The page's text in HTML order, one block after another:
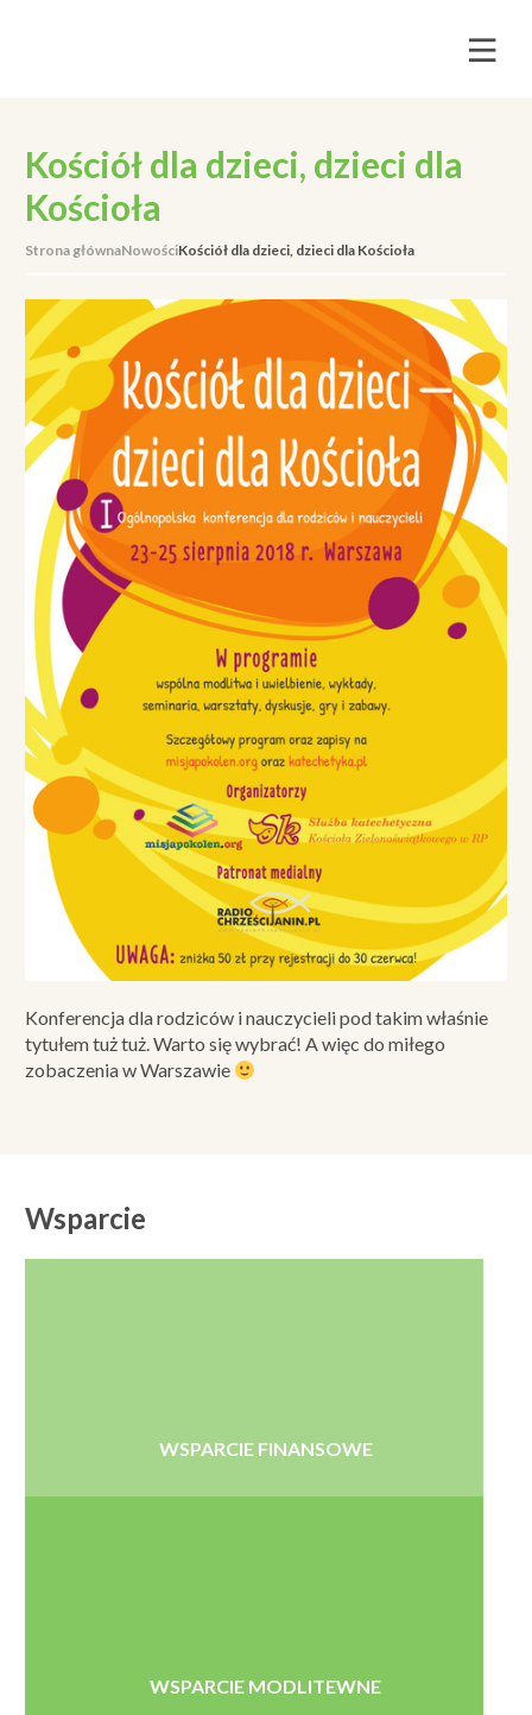
Kościół dla dzieci, dzieci dla
Kościoła
Strona głównaNowościKościół dla dzieci, dzieci dla Kościoła
Konferencja dla rodziców i nauczycieli pod takim właśnie
tytułem tuż tuż. Warto się wybrać! A więc do miłego
zobaczenia w Warszawie
Wsparcie
WSPARCIE FINANSOWE
WSPARCIE MODLITEWNE